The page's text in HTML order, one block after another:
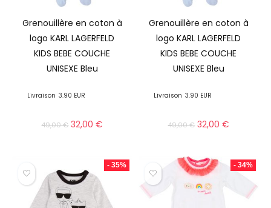
Grenouillère en coton à
logo KARL LAGERFELD
KIDS BEBE COUCHE
UNISEXE Bleu
Livraison 3.90 EUR
49,00€ 32,00€
Grenouillère en coton à
logo KARL LAGERFELD
KIDS BEBE COUCHE
UNISEXE Bleu
Livraison 3.90 EUR
49,00€ 32,00€
- 35% - 34%